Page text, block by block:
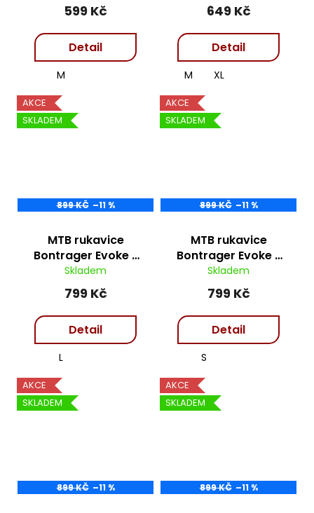
599 Kč
Detail
M
649 Kč
Detail
M XL
AKCE
SKLADEM
899 KČ –11 %
MTB rukavice
Bontrager Evoke -
grey
Skladem
799 Kč
Detail
L
AKCE
SKLADEM
899 KČ –11 %
MTB rukavice
Bontrager Evoke -
pink
Skladem
799 Kč
Detail
S
AKCE
SKLADEM
899 KČ –11 %
AKCE
SKLADEM
899 KČ –11 %